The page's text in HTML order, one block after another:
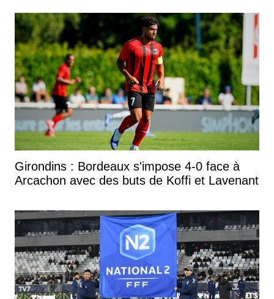
Girondins : Bordeaux s'impose 4-0 face à
Arcachon avec des buts de Koffi et Lavenant